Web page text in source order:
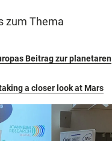
zum Thema
Beitrag zur planetaren
a closer look at Mars